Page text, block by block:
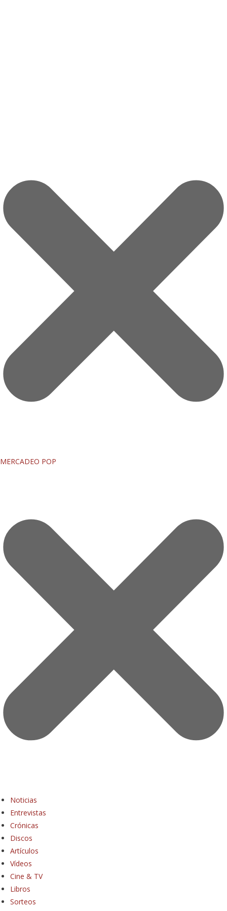
MERCADEO POP
Noticias
Entrevistas
Crónicas
Discos
Artículos
Vídeos
Cine & TV
Libros
Sorteos